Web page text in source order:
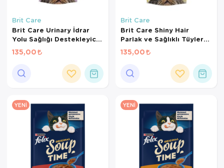
Brit Care
Brit Care Urinary İdrar
Yolu Sağlığı Destekleyici
Kedi Ödül Maması 50 Gr
135,00
Brit Care
Brit Care Shiny Hair
Parlak ve Sağlıklı Tüyler
için Tahılsız Kedi Ödül
Maması 50gr
135,00
YENI YENI